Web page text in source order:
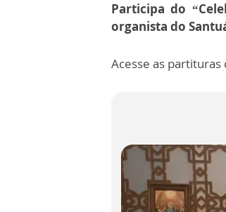
Participa do
organista do
Acesse as